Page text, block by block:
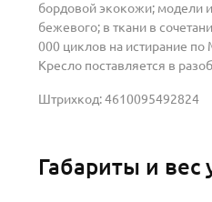
бордовой экокожи; модели
бежевого; в ткани в
000 циклов на истирание
Кресло поставляется в
Штрихкод: 4610095492824
Габариты и вес